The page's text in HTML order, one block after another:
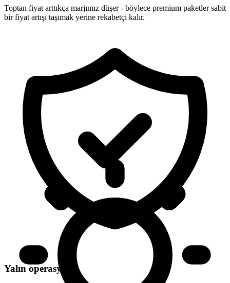
Toptan fiyat arttıkça marjımız düşer - böylece premium paketler sabit
bir fiyat artışı taşımak yerine rekabetçi kalır.
Yalın operasyon